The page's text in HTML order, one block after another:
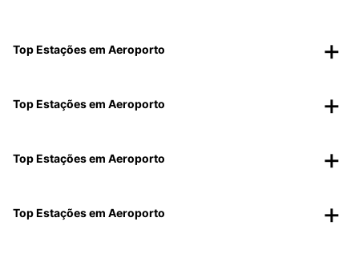
Top Estações em Aeroporto
Top Estações em Aeroporto
Top Estações em Aeroporto
Top Estações em Aeroporto